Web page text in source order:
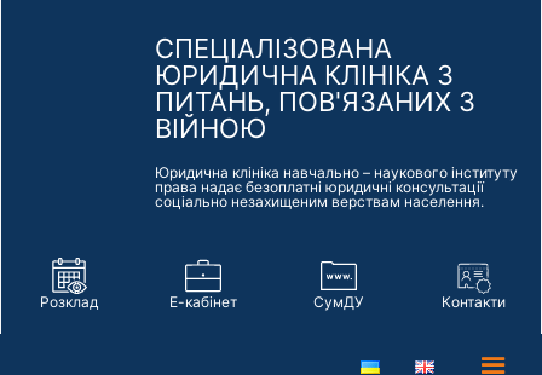
СПЕЦІАЛІЗОВАНА
ЮРИДИЧНА КЛІНІКА З
ПИТАНЬ, ПОВ'ЯЗАНИХ З
ВІЙНОЮ
Юридична клініка навчально – наукового інституту
права надає безоплатні юридичні консультації
соціально незахищеним верствам населення.
Розклад Е-кабінет СумДУ Контакти